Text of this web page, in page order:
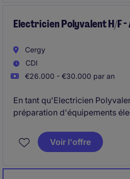
Electricien Polyvalent H/F
Cergy
CDI
€26.000 - €30.000 par an
En tant qu'Electricien
préparation d'équipements
Voir l'offre